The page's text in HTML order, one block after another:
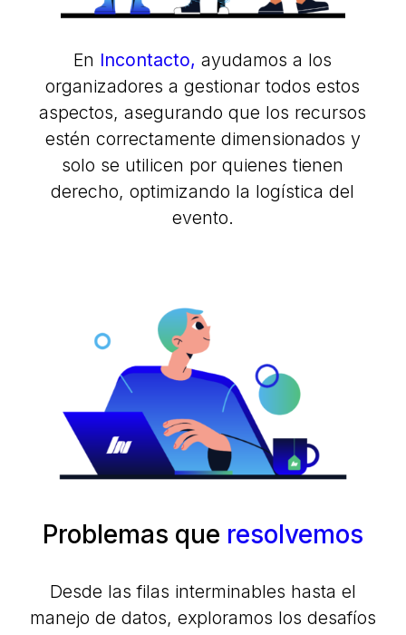
En Incontacto, ayudamos a los
organizadores a gestionar todos estos
aspectos, asegurando que los recursos
estén correctamente dimensionados y
solo se utilicen por quienes tienen
derecho, optimizando la logística del
evento.
Problemas que resolvemos
Desde las filas interminables hasta el
manejo de datos, exploramos los desafíos